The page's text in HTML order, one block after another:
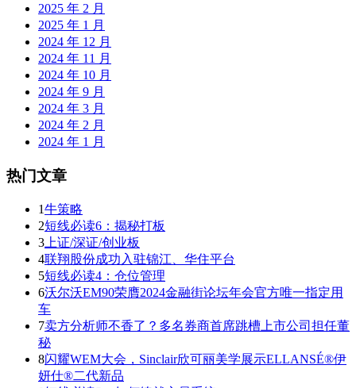
2025 年 2 月
2025 年 1 月
2024 年 12 月
2024 年 11 月
2024 年 10 月
2024 年 9 月
2024 年 3 月
2024 年 2 月
2024 年 1 月
热门文章
1牛策略
2短线必读6：揭秘打板
3 上证/深证/创业板
4联翔股份成功入驻锦江、华住平台
5短线必读4：仓位管理
6沃尔沃EM90荣膺2024金融街论坛年会官方唯一指定用
车
7卖方分析师不香了？多名券商首席跳槽上市公司担任董
秘
8闪耀WEM大会，Sinclair欣可丽美学展示ELLANSÉ®伊
妍仕®二代新品